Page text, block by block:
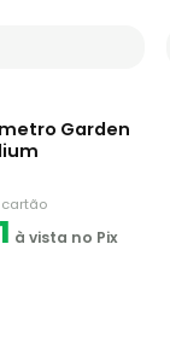
Garden
cartão
à vista no Pix